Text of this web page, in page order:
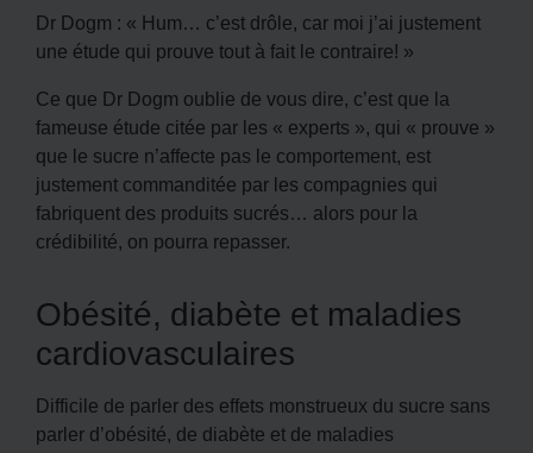
Dr Dogm : « Hum… c’est drôle, car moi j’ai justement
une étude qui prouve tout à fait le contraire! »
Ce que Dr Dogm oublie de vous dire, c’est que la
fameuse étude citée par les « experts », qui « prouve »
que le sucre n’affecte pas le comportement, est
justement commanditée par les compagnies qui
fabriquent des produits sucrés… alors pour la
crédibilité, on pourra repasser.
Obésité, diabète et maladies
cardiovasculaires
Difficile de parler des effets monstrueux du sucre sans
parler d’obésité, de diabète et de maladies